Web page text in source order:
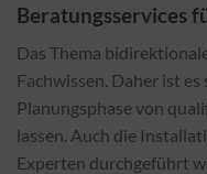
Beratungsservices
Das Thema
Fachwissen. Daher ist
Planungsphase von
lassen. Auch die
Experten durchgeführt